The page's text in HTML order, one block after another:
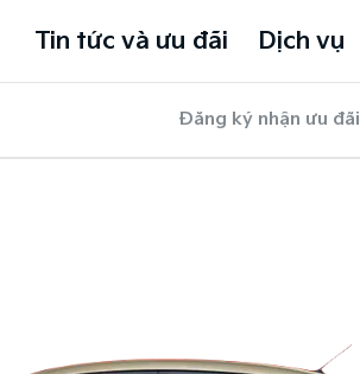
Tin tức và ưu đãi Dịch vụ
Đăng ký nhận ưu đãi